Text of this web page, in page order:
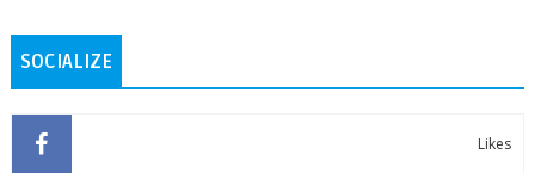
SOCIALIZE
Likes